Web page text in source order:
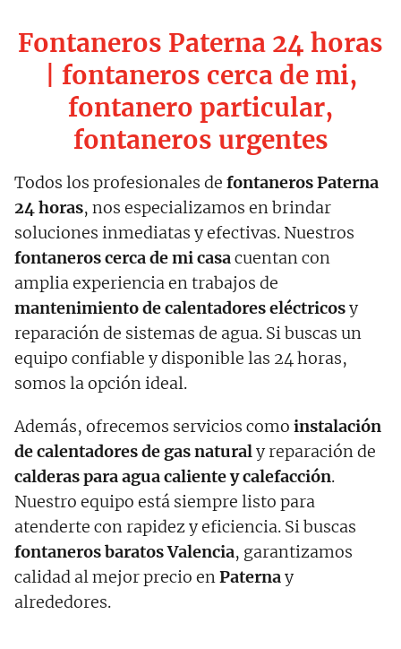
Fontaneros Paterna 24 horas
| fontaneros cerca de mi,
fontanero particular,
fontaneros urgentes
Todos los profesionales de fontaneros Paterna
24 horas, nos especializamos en brindar
soluciones inmediatas y efectivas. Nuestros
fontaneros cerca de mi casacuentan con
amplia experiencia en trabajos de
mantenimiento de calentadores eléctricosy
reparación de sistemas de agua. Si buscas un
equipo confiable y disponible las 24 horas,
somos la opción ideal.
Además, ofrecemos servicios como instalación
de calentadores de gas naturaly reparación de
calderas para agua caliente y calefacción.
Nuestro equipo está siempre listo para
atenderte con rapidez y eficiencia. Si buscas
fontaneros baratos Valencia, garantizamos
calidad al mejor precio enPaternay
alrededores.